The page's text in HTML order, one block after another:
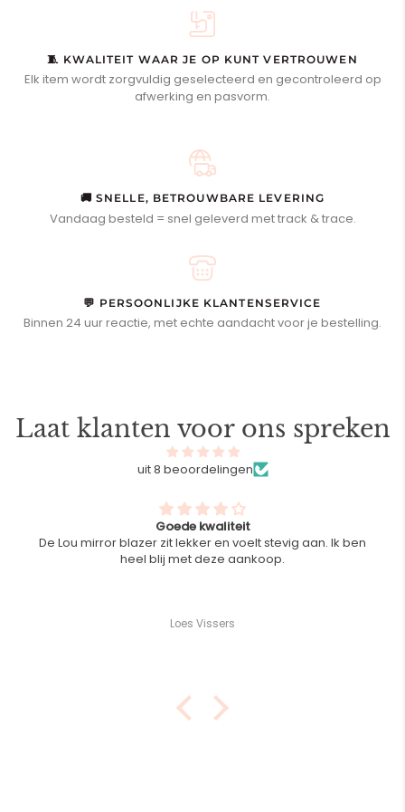
🧵 KWALITEIT WAAR JE OP KUNT VERTROUWEN
Elk item wordt zorgvuldig geselecteerd en gecontroleerd op
afwerking en pasvorm.
🚚 SNELLE, BETROUWBARE LEVERING
Vandaag besteld = snel geleverd met track & trace.
💬 PERSOONLIJKE KLANTENSERVICE
Binnen 24 uur reactie, met echte aandacht voor je bestelling.
Laat klanten voor ons spreken
uit 8 beoordelingen
Goede kwaliteit
De Lou mirror blazer zit lekker en voelt stevig aan. Ik ben
heel blij met deze aankoop.
Loes Vissers